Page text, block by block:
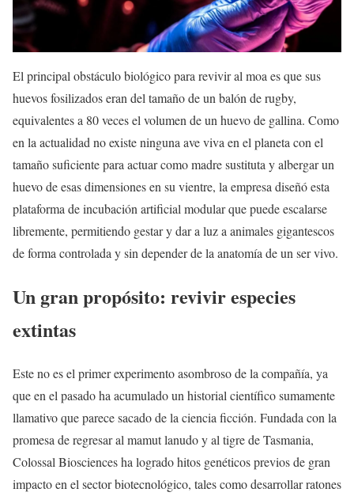
El principal obstáculo biológico para revivir al moa es que sus
huevos fosilizados eran del tamaño de un balón de rugby,
equivalentes a 80 veces el volumen de un huevo de gallina. Como
en la actualidad no existe ninguna ave viva en el planeta con el
tamaño suficiente para actuar como madre sustituta y albergar un
huevo de esas dimensiones en su vientre, la empresa diseñó esta
plataforma de incubación artificial modular que puede escalarse
libremente, permitiendo gestar y dar a luz a animales gigantescos
de forma controlada y sin depender de la anatomía de un ser vivo.
Un gran propósito: revivir especies
extintas
Este no es el primer experimento asombroso de la compañía, ya
que en el pasado ha acumulado un historial científico sumamente
llamativo que parece sacado de la ciencia ficción. Fundada con la
promesa de regresar al mamut lanudo y al tigre de Tasmania,
Colossal Biosciences ha logrado hitos genéticos previos de gran
impacto en el sector biotecnológico, tales como desarrollar ratones